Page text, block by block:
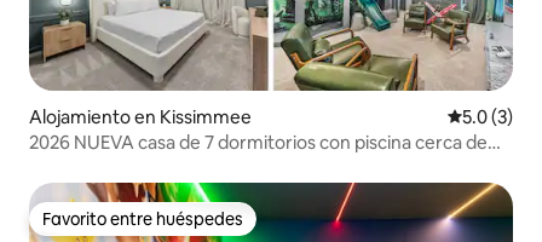
Alojamiento en Kissimmee
5.0 (3)
2026 NUEVA casa de 7 dormitorios con piscina cerca de
Favorito entre huéspedes
Favorito entre huéspedes